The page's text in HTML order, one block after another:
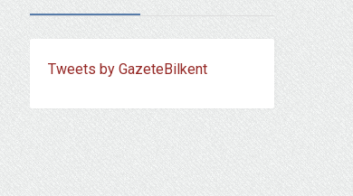
Tweets by GazeteBilkent